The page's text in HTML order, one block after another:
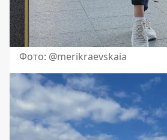
Фото: @merikraevskaia